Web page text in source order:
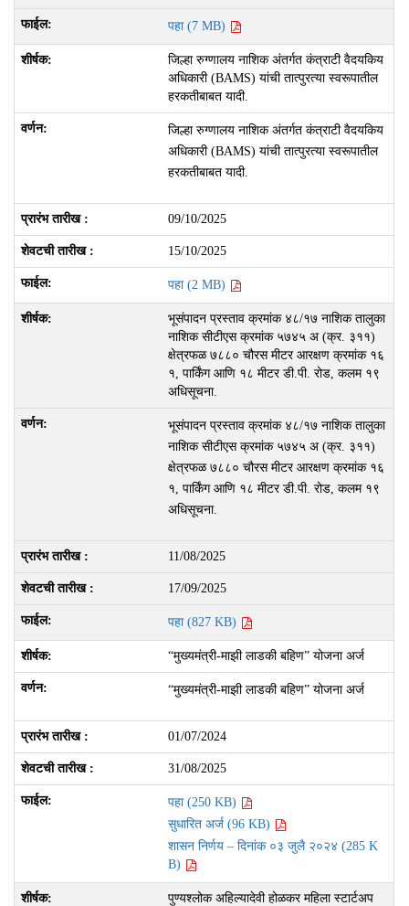
पहा (7 MB)
जिल्हा रुग्णालय नाशिक अंतर्गत कंत्राटी वैदयकिय
अधिकारी (BAMS) यांची तात्पुरत्या स्वरूपातील
हरकतीबाबत यादी.
जिल्हा रुग्णालय नाशिक अंतर्गत कंत्राटी वैदयकिय
अधिकारी (BAMS) यांची तात्पुरत्या स्वरूपातील
हरकतीबाबत यादी.
09/10/2025
15/10/2025
पहा (2 MB)
भूसंपादन प्रस्ताव क्रमांक ४८/१७ नाशिक तालुका
नाशिक सीटीएस क्रमांक ५७४५ अ (क्र. ३११)
क्षेत्रफळ ७८८० चौरस मीटर आरक्षण क्रमांक १६
१, पार्किंग आणि १८ मीटर डी.पी. रोड, कलम १९
अधिसूचना.
भूसंपादन प्रस्ताव क्रमांक ४८/१७ नाशिक तालुका
नाशिक सीटीएस क्रमांक ५७४५ अ (क्र. ३११)
क्षेत्रफळ ७८८० चौरस मीटर आरक्षण क्रमांक १६
१, पार्किंग आणि १८ मीटर डी.पी. रोड, कलम १९
अधिसूचना.
11/08/2025
17/09/2025
पहा (827 KB)
“मुख्यमंत्री-माझी लाडकी बहिण” योजना अर्ज
“मुख्यमंत्री-माझी लाडकी बहिण” योजना अर्ज
01/07/2024
31/08/2025
पहा (250 KB)
सुधारित अर्ज (96 KB)
शासन निर्णय – दिनांक ०३ जुलै २०२४ (285 K
B)
पुण्यश्लोक अहिल्यादेवी होळकर महिला स्टार्टअप